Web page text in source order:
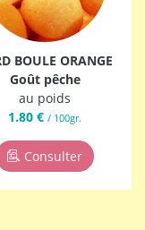
BOULE ORANGE
Goût pêche
au poids
1.80 € / 100gr.
Consulter